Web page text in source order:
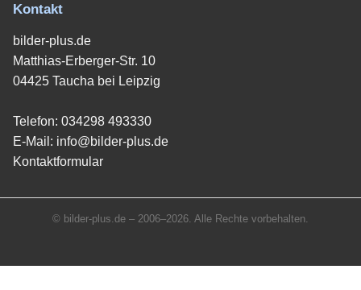
Kontakt
bilder-plus.de
Matthias-Erberger-Str. 10
04425 Taucha bei Leipzig
Telefon: 034298 493330
E-Mail: info@bilder-plus.de
Kontaktformular
© bilder-plus.de – 2006–2026. Alle Rechte vorbehalten.